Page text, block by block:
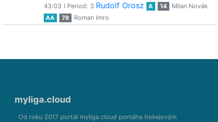
43:03 I Period: 3 Rudolf Orosz A 14
Milan Novák
AA
78 Roman Imro
myliga.cloud
Od roku 2017 portál myliga.cloud pomáha hokejovým